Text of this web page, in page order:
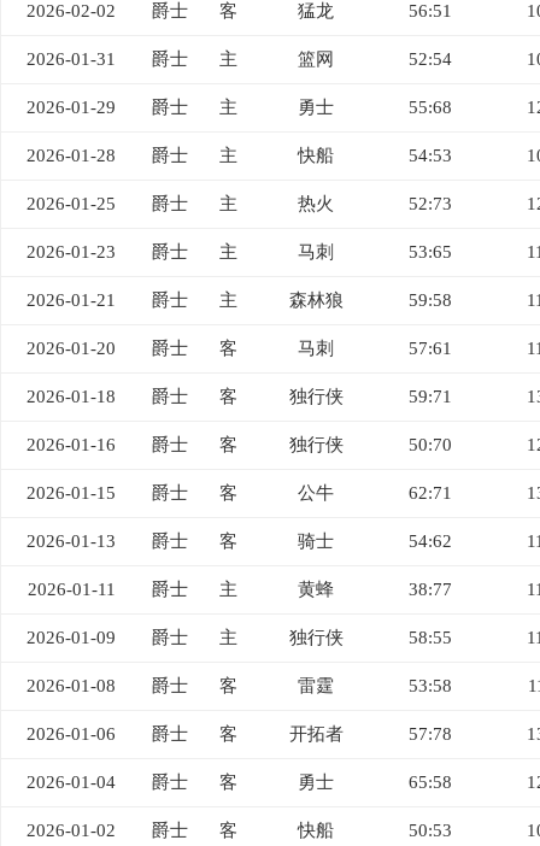
2026-02-02 爵士 客 猛龙 56:51
2026-01-31 爵士 主 篮网 52:54
2026-01-29 爵士 主 勇士 55:68
2026-01-28 爵士 主 快船 54:53
2026-01-25 爵士 主 热火 52:73
2026-01-23 爵士 主 马刺 53:65
2026-01-21 爵士 主 森林狼 59:58
2026-01-20 爵士 客 马刺 57:61
2026-01-18 爵士 客 独行侠 59:71
2026-01-16 爵士 客 独行侠 50:70
2026-01-15 爵士 客 公牛 62:71
2026-01-13 爵士 客 骑士 54:62
2026-01-11 爵士 主 黄蜂 38:77
2026-01-09 爵士 主 独行侠 58:55
2026-01-08 爵士 客 雷霆 53:58
2026-01-06 爵士 客 开拓者 57:78
2026-01-04 爵士 客 勇士 65:58
2026-01-02 爵士 客 快船 50:53